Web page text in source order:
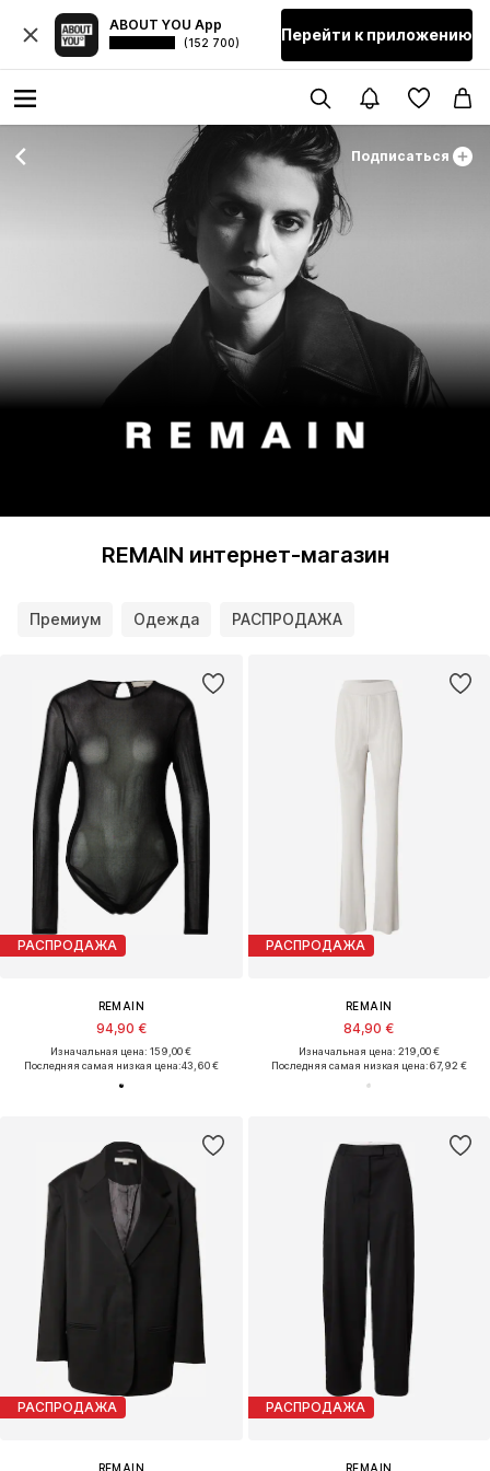
ABOUT YOU App
(152 700) Перейти к приложению
Подписаться
REMAIN интернет-магазин
Премиум Одежда РАСПРОДАЖА
РАСПРОДАЖА
REMAIN
94,90 €
Изначальная цена: 159,00 €
Последняя самая низкая цена:43,60 €
РАСПРОДАЖА
REMAIN
84,90 €
Изначальная цена: 219,00 €
Последняя самая низкая цена:67,92 €
РАСПРОДАЖА
REMAIN
РАСПРОДАЖА
REMAIN